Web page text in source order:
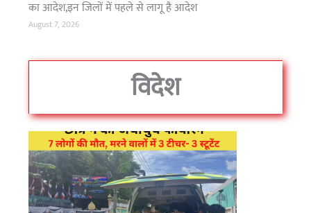
की
का आदेश,इन जिलों में पहले से लागू है आदेश
August 7, 2026
विदेश